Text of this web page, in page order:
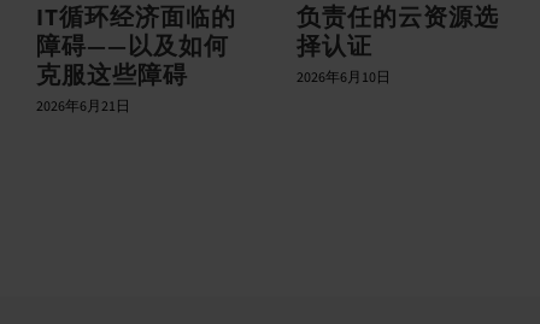
IT循环经济面临的
障碍——以及如何
克服这些障碍
2026年6月21日
负责任的云资源选
择认证
2026年6月10日